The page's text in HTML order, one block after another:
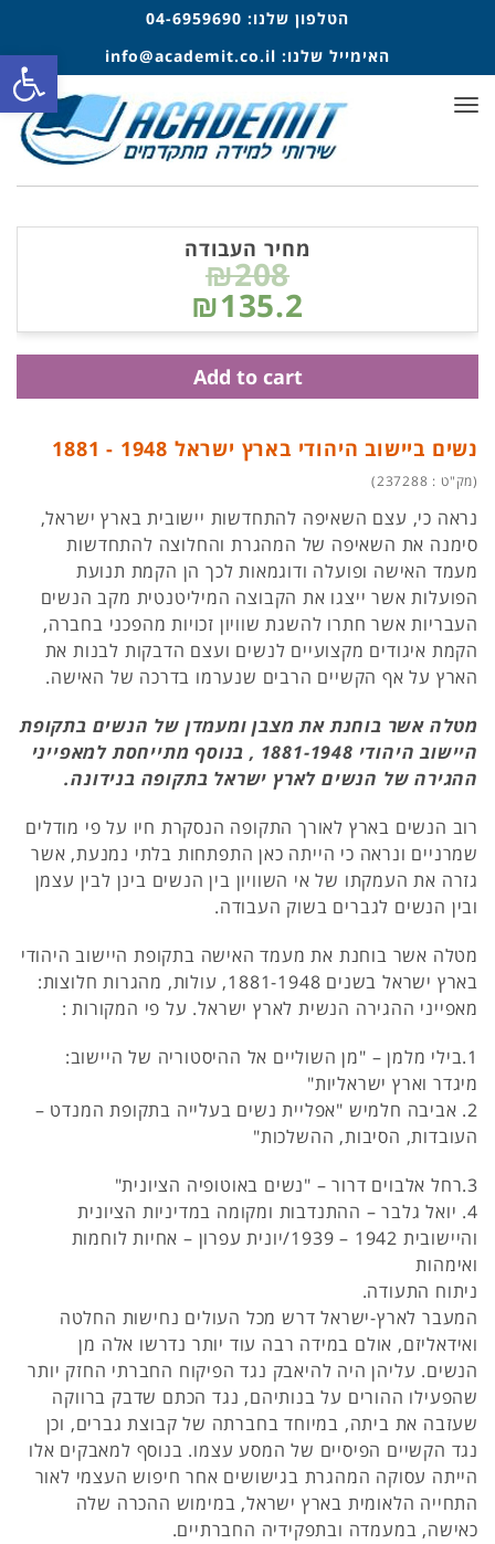
הטלפון שלנו: 04-6959690
האימייל שלנו: info@academit.co.il
תפריט
נשים ביישוב היהודי בארץ ישראל 1948 - 1881
(מק"ט : 237288)
נראה כי, עצם השאיפה להתחדשות יישובית בארץ ישראל,
סימנה את השאיפה של המהגרת והחלוצה להתחדשות
מעמד האישה ופועלה ודוגמאות לכך הן הקמת תנועת
הפועלות אשר ייצגו את הקבוצה המיליטנטית מקב הנשים
העבריות אשר חתרו להשגת שוויון זכויות מהפכני בחברה,
הקמת איגודים מקצועיים לנשים ועצם הדבקות לבנות את
הארץ על אף הקשיים הרבים שנערמו בדרכה של האישה.
מטלה אשר בוחנת את מצבן ומעמדן של הנשים בתקופת
היישוב היהודי 1881-1948 , בנוסף מתייחסת למאפייני
ההגירה של הנשים לארץ ישראל בתקופה בנידונה.
רוב הנשים בארץ לאורך התקופה הנסקרת חיו על פי מודלים
שמרניים ונראה כי הייתה כאן התפתחות בלתי נמנעת, אשר
גזרה את העמקתו של אי השוויון בין הנשים בינן לבין עצמן
ובין הנשים לגברים בשוק העבודה.
מטלה אשר בוחנת את מעמד האישה בתקופת היישוב היהודי
בארץ ישראל בשנים 1881-1948, עולות, מהגרות חלוצות:
מאפייני ההגירה הנשית לארץ ישראל. על פי המקורות :
1.בילי מלמן – "מן השוליים אל ההיסטוריה של היישוב:
מיגדר וארץ ישראליות"
2. אביבה חלמיש "אפליית נשים בעלייה בתקופת המנדט –
העובדות, הסיבות, ההשלכות"
3.רחל אלבוים דרור – "נשים באוטופיה הציונית"
4. יואל גלבר – ההתנדבות ומקומה במדיניות הציונית
והיישובית 1942 – 1939/יונית עפרון – אחיות לוחמות
ואימהות
ניתוח התעודה.
המעבר לארץ-ישראל דרש מכל העולים נחישות החלטה
ואידאליזם, אולם במידה רבה עוד יותר נדרשו אלה מן
הנשים. עליהן היה להיאבק נגד הפיקוח החברתי החזק יותר
שהפעילו ההורים על בנותיהם, נגד הכתם שדבק ברווקה
שעזבה את ביתה, במיוחד בחברתה של קבוצת גברים, וכן
נגד הקשיים הפיסיים של המסע עצמו. בנוסף למאבקים אלו
הייתה עסוקה המהגרת בגישושים אחר חיפוש העצמי לאור
התחייה הלאומית בארץ ישראל, במימוש ההכרה שלה
כאישה, במעמדה ובתפקידיה החברתיים.
מחיר העבודה
₪208
₪135.2
Add to cart
פתח